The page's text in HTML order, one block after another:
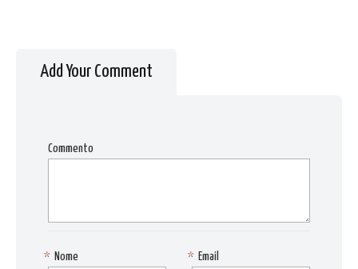
Add Your Comment
Commento
Nome
* Email
*